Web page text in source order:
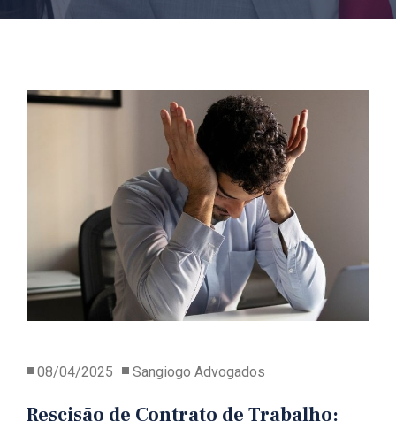
08/04/2025 Sangiogo Advogados
Rescisão de Contrato de Trabalho: